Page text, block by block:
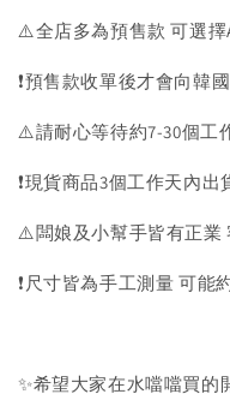
⚠️全店多為預售款 可選擇
❗️預售款收單後才會向韓
⚠️請耐心等待約7-30個工
❗️現貨商品3個工作天內出
⚠️闆娘及小幫手皆有正業
❗️尺寸皆為手工測量 可能
✨希望大家在水噹噹買的